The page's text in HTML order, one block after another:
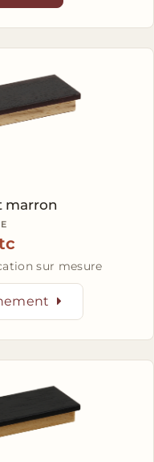
marron
sur mesure